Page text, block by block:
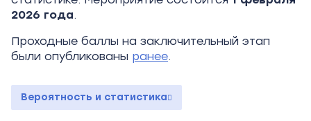
2026 года.
Проходные баллы на заключительный этап
были опубликованы ранее.
Вероятность и статистика